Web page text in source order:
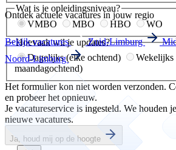
Wat is je opleidingsniveau?
VMBO
MBO HBO
WO
Hoevaak wil je updates?
Dagelijks (elke ochtend)
Wekelijks
maandagochtend)
Het formulier kon niet worden verzonden.
en probeer het opnieuw.
Je vacatureservice is ingesteld. We houden
nieuwe vacatures.
Ja, houd mij op de hoogte
Ontdek actuele vacatures in jouw regio
Bekijk vacatures Zuid-Limburg
Noord-Limburg